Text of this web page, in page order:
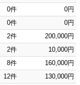
0件
0円
0件
0円
2件
200,000円
2件
10,000円
8件
160,000円
12件
130,000円